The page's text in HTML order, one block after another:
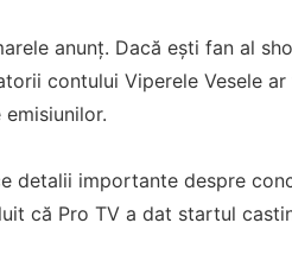
anunț. Dacă ești fan al
contului Viperele Vesele
detalii importante despre
că Pro TV a dat startul